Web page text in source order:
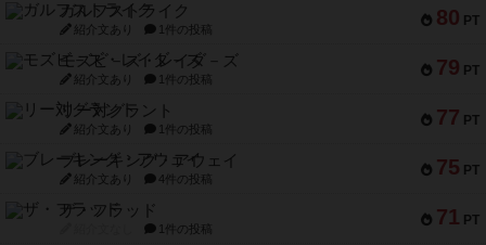
80 PT
ガルフストライク
紹介文あり 1件の投稿
79 PT
モズビ－ズ・レイダ－ズ
紹介文あり 1件の投稿
77 PT
リー対グラント
紹介文あり 1件の投稿
75 PT
ブレーキング・アウェイ
紹介文あり 4件の投稿
71 PT
ザ・フラッド
1件の投稿